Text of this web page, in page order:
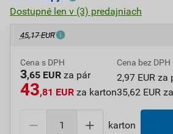
Dostupné len v (3) predajniach
45,17 EUR
Cena s DPH
3,65 EUR za pár
43,81 EUR za karton
Cena bez DPH
2,97 EUR za
35,62 EUR
karton